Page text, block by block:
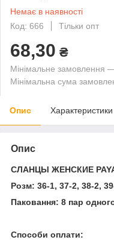
Немає в наявності
Код: 666
Тільки опт
68,30 ₴
Мінімальне замовлення
Мінімальна сума
Опис Характеристики
Опис
CЛАНЦЫ ЖЕНСКИЕ
Розм: 36-1, 37-2, 38-2,
Паковання: 8 пар
Способи оплати: